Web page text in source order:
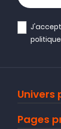
Univers
Pages